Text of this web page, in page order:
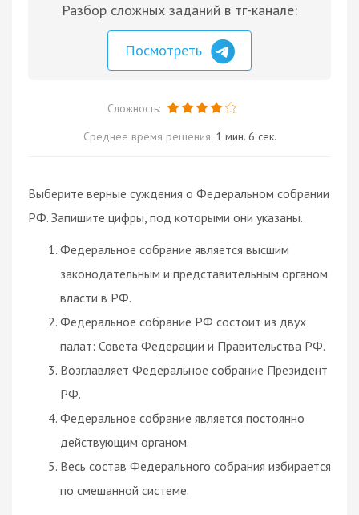
Разбор сложных заданий в тг-канале:
Посмотреть
Сложность:
Среднее время решения: 1 мин. 6 сек.
Выберите верные суждения о Федеральном собрании
РФ. Запишите цифры, под которыми они указаны.
Федеральное собрание является высшим
законодательным и представительным органом
власти в РФ.
Федеральное собрание РФ состоит из двух
палат: Совета Федерации и Правительства РФ.
Возглавляет Федеральное собрание Президент
РФ.
Федеральное собрание является постоянно
действующим органом.
Весь состав Федерального собрания избирается
по смешанной системе.